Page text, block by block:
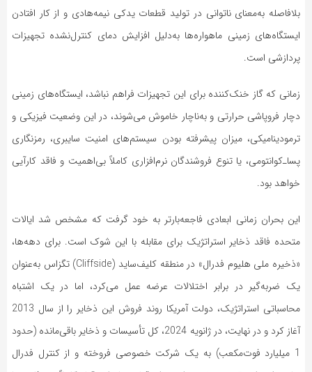
بلافاصله به‌معنای ناتوانی در تولید قطعات یدکی نیمه‌هادی و از کار افتادن
ایستگاه‌های زمینی ماهواره‌ها به‌دلیل افزایش دمای کنترل‌نشده تجهیزات
پردازشی است.
زمانی که گاز خنک‌کننده برای این تجهیزات فراهم نباشد، ایستگاه‌های زمینی
دچار فروپاشی حرارتی و به‌ناچار خاموش می‌شوند، در این وضعیت فیزیکی و
ترمودینامیکی، میزان پیشرفته بودن سیستم‌های امنیت سایبری، رمزنگاری
پسا‌ـ‌کوانتومی، یا تنوع فروشندگان نرم‌افزاری کاملاً بی‌اهمیت و فاقد کارآیی
خواهد بود.
این بحران زمانی ابعادی فاجعه‌بارتر به خود گرفت که مشخص شد ایالات
متحده فاقد ذخایر استراتژیک برای مقابله با این شوک است. برای دهه‌ها،
«ذخیره ملی هلیوم فدرال» در منطقه کلیف‌ساید (Cliffside) تگزاس به‌عنوان
یک ضربه‌گیر در برابر اختلالات عرضه عمل می‌کرد، اما در یک اشتباه
محاسباتی استراتژیک، دولت آمریکا روند فروش این ذخایر را از سال 2013
آغاز کرد و در نهایت، در ژانویه 2024، کل تأسیسات و ذخایر باقی‌مانده (حدود
1 میلیارد فوت‌مکعب) به یک شرکت خصوصی فروخته و از کنترل فدرال